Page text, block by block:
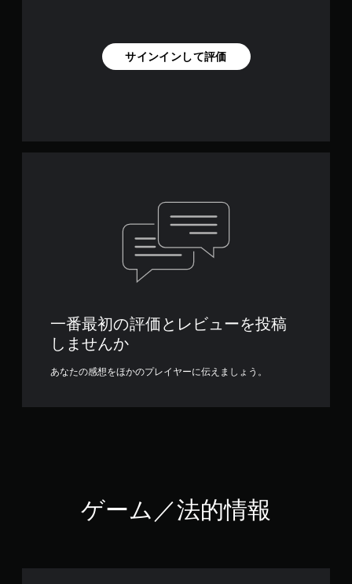
サインインして評価
一番最初の評価とレビューを投稿
しませんか
あなたの感想をほかのプレイヤーに伝えましょう。
ゲーム／法的情報